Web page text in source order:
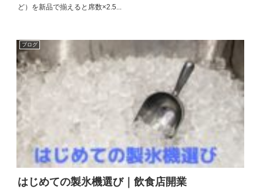
ど）を新品で揃えると席数×2.5...
ブログ
はじめての製氷機選び｜飲食店開業